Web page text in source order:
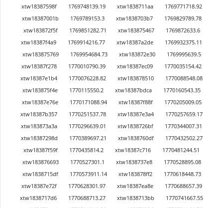
xtw18387598f 1769748139.19 xtw1838711aa
1769771718.92
xtw18387001b
1769789153.3 xtw1838703b7
1769829789.78
xtw183872f5f
1769851282.71 xtw183875467
1769872633.6
xtw18387f4a9
1769914216.77 xtw18387a2de
1769932375.11
xtw183875769
1769954684.73 xtw183872e30
1769995639.5
xtw18387f278
1770010790.39 xtw18387ec09
1770035154.42
xtw18387e1b4
1770076228.82 xtw183878510
1770088548.08
xtw183875f4e
1770115550.2 xtw18387bdca
1770160543.35
xtw18387e76e
1770171088.94 xtw18387f88f
1770205009.05
xtw18387b357
1770251537.78 xtw18387e3a4
1770257659.17
xtw183873a3a
1770296639.01 xtw1838726bf
1770344007.31
xtw18387298d
1770389697.21 xtw1838760df
1770432502.27
xtw18387f59f
1770435814.2 xtw18387c716
1770481244.51
xtw183876693
1770527301.1 xtw1838737e8
1770528895.08
xtw1838715df
1770573911.14 xtw183878ff2
1770618448.73
xtw18387e72f
1770628301.97 xtw18387ea8e
1770688657.39
xtw1838717d6
1770688713.27 xtw1838713bb
1770741667.55